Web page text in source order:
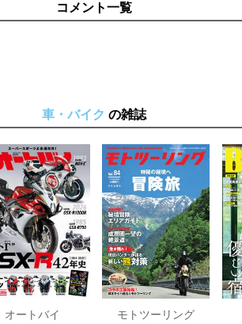
コメント一覧
車・バイク の雑誌
オートバイ モトツーリング